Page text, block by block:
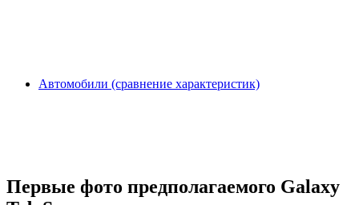
Автомобили (сравнение характеристик)
Первые фото предполагаемого Galaxy